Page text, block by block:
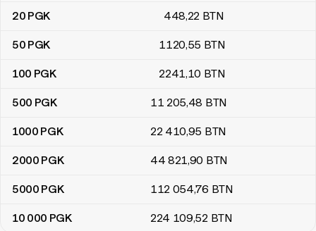
20 PGK 448,22 BTN
50 PGK 1120,55 BTN
100 PGK 2241,10 BTN
500 PGK 11 205,48 BTN
1000 PGK 22 410,95 BTN
2000 PGK 44 821,90 BTN
5000 PGK 112 054,76 BTN
10 000 PGK 224 109,52 BTN